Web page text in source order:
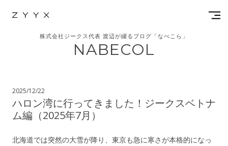
株式会社ジークス代表 渡辺が綴るブログ「なべこら」
NABECOL
2025/12/22
ハロン湾に行ってきました！ジークスベトナ
ム編（2025年7月）
北海道では突然の大雪が降り、東京も急に寒さが本格的になっ